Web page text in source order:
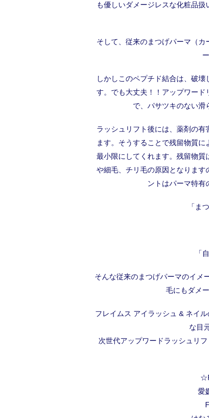
も優しいダメージレスな化粧品
そして、従来のまつげパーマ（
しかしこのペプチド結合は、破
す。でも大丈夫！！アップワー
で、パサツキのない
ラッシュリフト後には、薬剤の
ます。そうすることで残留物質
最小限にしてくれます。残留物
や細毛、チリ毛の原因となりま
ントはパーマ特有
「ま
「
そんな従来のまつげパーマのイメ
毛にもダメ
フレイムス アイラッシュ & ネイ
な目
次世代アップワードラッシュリ
愛